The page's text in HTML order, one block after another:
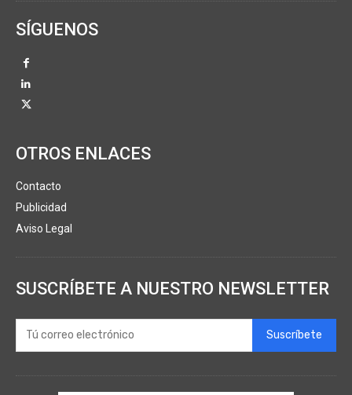
SÍGUENOS
OTROS ENLACES
Contacto
Publicidad
Aviso Legal
SUSCRÍBETE A NUESTRO NEWSLETTER
Suscríbete